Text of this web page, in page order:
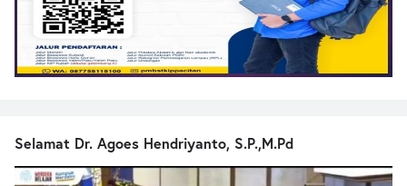
Selamat Dr. Agoes Hendriyanto, S.P.,M.Pd